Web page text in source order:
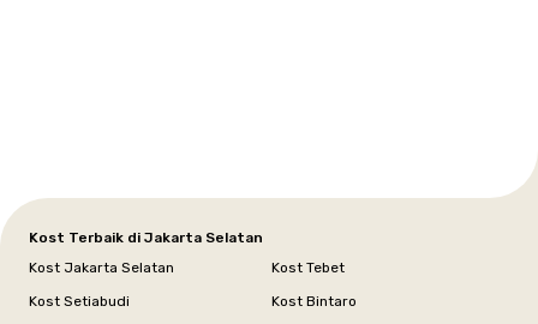
Kost Terbaik di Jakarta Selatan
Kost Jakarta Selatan
Kost Tebet
Kost Setiabudi
Kost Bintaro